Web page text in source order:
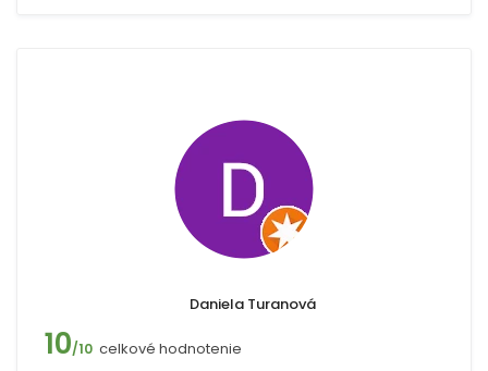
Daniela Turanová
10/10 celkové hodnotenie